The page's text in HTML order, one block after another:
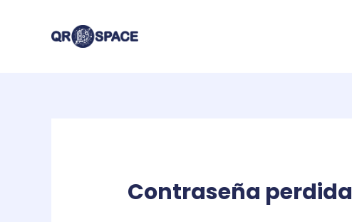
contenido
Contraseña perdida